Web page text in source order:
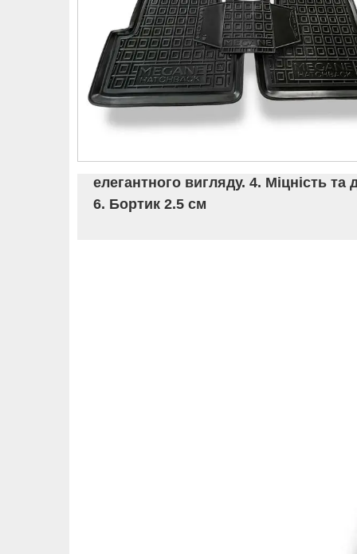
елегантного вигляду. 4. Міцність та
6. Бортик 2.5 см